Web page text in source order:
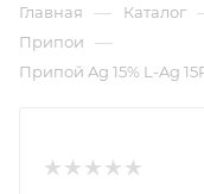
Главная — Каталог
Припои —
Припой Ag 15% L-Ag